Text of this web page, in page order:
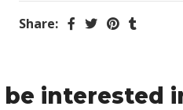
Share:
interested